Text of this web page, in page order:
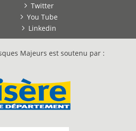
Twitter
You Tube
Linkedin
Majeurs est soutenu par :